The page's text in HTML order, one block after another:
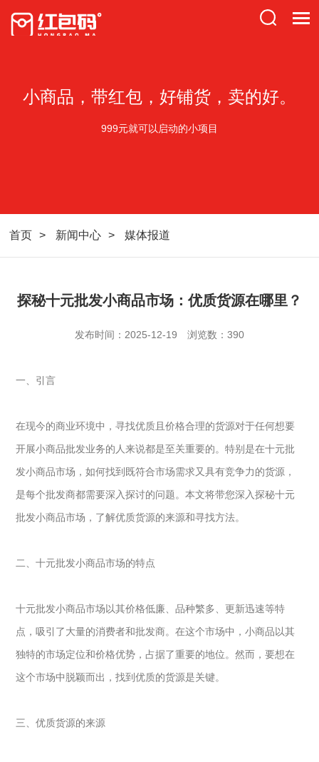
小商品，带红包，好铺货，卖的好。
999元就可以启动的小项目
首页 新闻中心 媒体报道
探秘十元批发小商品市场：优质货源在哪里？
发布时间：2025-12-19 浏览数：390
一、引言
在现今的商业环境中，寻找优质且价格合理的货源对于任何想要
开展小商品批发业务的人来说都是至关重要的。特别是在十元批
发小商品市场，如何找到既符合市场需求又具有竞争力的货源，
是每个批发商都需要深入探讨的问题。本文将带您深入探秘十元
批发小商品市场，了解优质货源的来源和寻找方法。
二、十元批发小商品市场的特点
十元批发小商品市场以其价格低廉、品种繁多、更新迅速等特
点，吸引了大量的消费者和批发商。在这个市场中，小商品以其
独特的市场定位和价格优势，占据了重要的地位。然而，要想在
这个市场中脱颖而出，找到优质的货源是关键。
三、优质货源的来源